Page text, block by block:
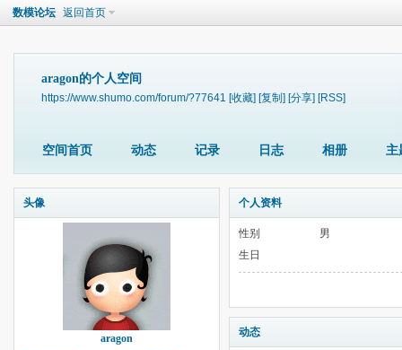
数模论坛 返回首页
aragon的个人空间
https://www.shumo.com/forum/?77641 [收藏] [复制] [分享] [RSS]
空间首页 动态 记录 日志 相册 主
头像
aragon
个人资料
性别
男
生日
动态